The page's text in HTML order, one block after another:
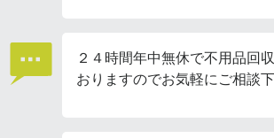
２４時間年中無休で不用品回
おりますのでお気軽にご相談下